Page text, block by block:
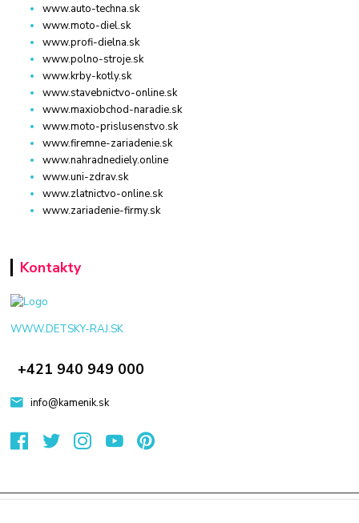
www.auto-techna.sk
www.moto-diel.sk
www.profi-dielna.sk
www.polno-stroje.sk
www.krby-kotly.sk
www.stavebnictvo-online.sk
www.maxiobchod-naradie.sk
www.moto-prislusenstvo.sk
www.firemne-zariadenie.sk
www.nahradnediely.online
www.uni-zdrav.sk
www.zlatnictvo-online.sk
www.zariadenie-firmy.sk
Kontakty
WWW.DETSKY-RAJ.SK
+421 940 949 000
info@kamenik.sk